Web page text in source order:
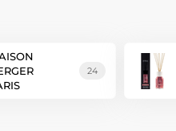
vôňou.
24